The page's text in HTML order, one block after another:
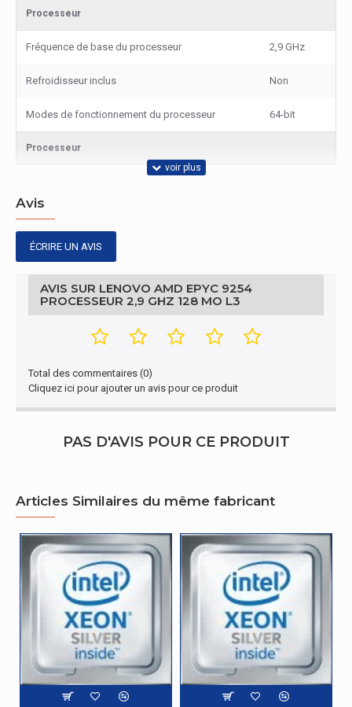
Processeur
Fréquence de base du processeur 2,9 GHz
Refroidisseur inclus Non
Modes de fonctionnement du processeur 64-bit
Processeur
Power)
Mémoire vive
Types de mémoires pris en charge par le
processeur
SDRAM
Vitesses d'horloge de mémoire prises en charge
3200 MHz
par le processeur (m
Autres caractéristiques
Nom du produit
AMD EPYC
Fabricant de processeur
Graphique
Adaptateur graphique intégré Non
Graphique
Adaptateur graphique Non
Modèle d'adaptateur graphique à bord Indisponible
Avis
ÉCRIRE UN AVIS
AVIS SUR LENOVO AMD EPYC 9254
PROCESSEUR 2,9 GHZ 128 MO L3
Total des commentaires (0)
Cliquez ici pour ajouter un avis pour ce produit
PAS D'AVIS POUR CE PRODUIT
Articles Similaires du même fabricant